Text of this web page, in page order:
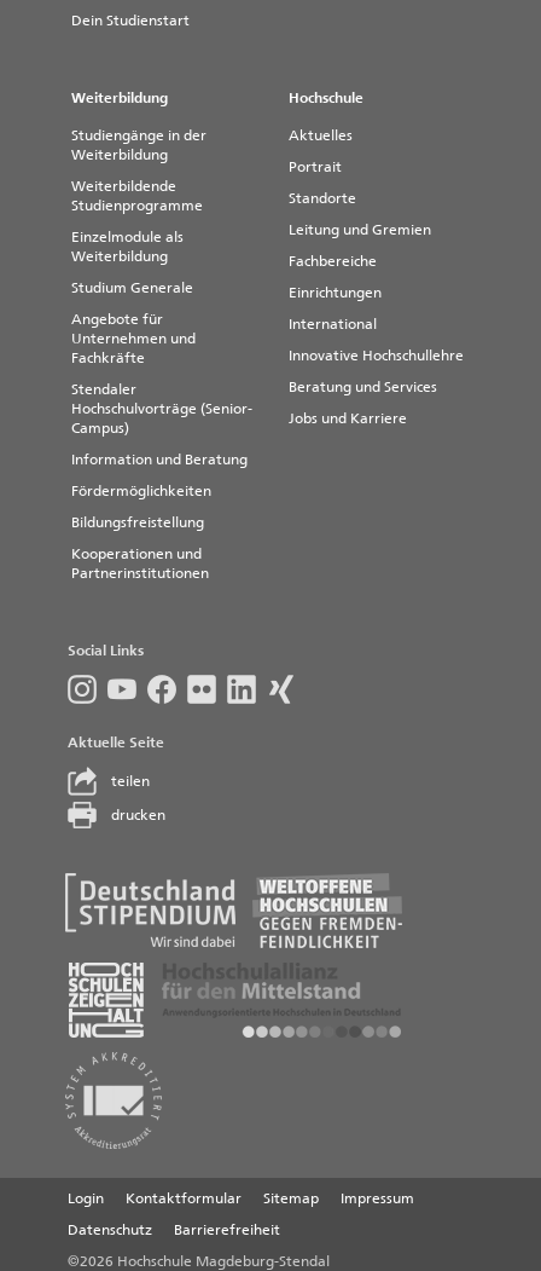
Dein Studienstart
Weiterbildung
Studiengänge in der
Weiterbildung
Weiterbildende
Studienprogramme
Einzelmodule als
Weiterbildung
Studium Generale
Angebote für
Unternehmen und
Fachkräfte
Stendaler
Hochschulvorträge (Senior-
Campus)
Information und Beratung
Fördermöglichkeiten
Bildungsfreistellung
Kooperationen und
Partnerinstitutionen
Hochschule
Aktuelles
Portrait
Standorte
Leitung und Gremien
Fachbereiche
Einrichtungen
International
Innovative Hochschullehre
Beratung und Services
Jobs und Karriere
Social Links
Aktuelle Seite
teilen
drucken
Login Kontaktformular Sitemap
Impressum
Datenschutz
Barrierefreiheit
©2026 Hochschule Magdeburg-Stendal